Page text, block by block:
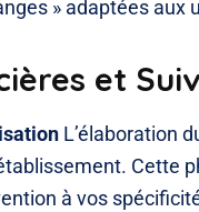
» adaptées aux
et
L’élaboration
Cette
à vos